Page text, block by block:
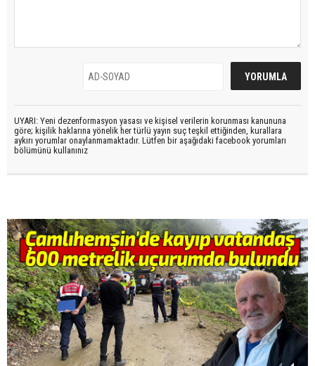
UYARI: Yeni dezenformasyon yasası ve kişisel verilerin korunması kanununa
göre; kişilik haklarına yönelik her türlü yayın suç teşkil ettiğinden, kurallara
aykırı yorumlar onaylanmamaktadır. Lütfen bir aşağıdaki facebook yorumları
bölümünü kullanınız